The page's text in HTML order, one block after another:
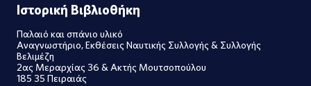
Ιστορική Βιβλιοθήκη
Παλαιό και σπάνιο υλικό
Αναγνωστήριο, Εκθέσεις Ναυτικής Συλλογής & Συλλογής
Βελιμέζη
2ας Μεραρχίας 36 & Ακτής Μουτσοπούλου
185 35 Πειραιάς